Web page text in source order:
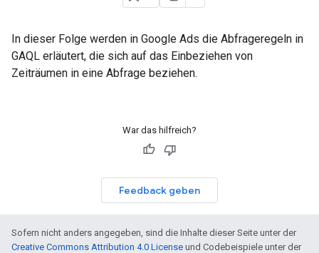
In dieser Folge werden in Google Ads die Abfrageregeln in
GAQL erläutert, die sich auf das Einbeziehen von
Zeiträumen in eine Abfrage beziehen.
War das hilfreich?
Feedback geben
Sofern nicht anders angegeben, sind die Inhalte dieser Seite unter der
Creative Commons Attribution 4.0 License und Codebeispiele unter der